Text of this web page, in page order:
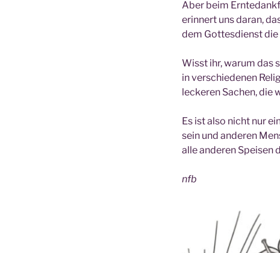
Aber beim
erinnert uns daran,
dem Gottesdienst
Wisst ihr, warum das
in verschiedenen
leckeren Sachen, die
Es ist also nicht nur
sein und anderen
alle anderen Speisen
nfb